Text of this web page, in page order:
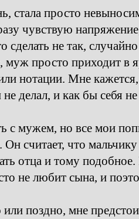
стала просто
чувствую
сделать не так,
муж просто приходит в
нотации. Мне
делал, и как бы себя не
с мужем, но все мои
Он считает, что
отца и тому
не любит сына, и
поздно, мне